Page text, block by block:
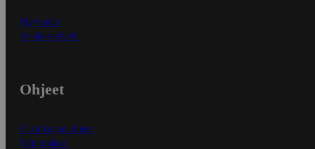
Myymälät
Asiakaspalvelu
Ohjeet
Ensitilaajan ohjeet
Näin maksat